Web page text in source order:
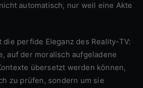
automatisch, nur weil eine Akte
auf der moralisch aufgeladene
übersetzt werden können,
zu prüfen, sondern um sie